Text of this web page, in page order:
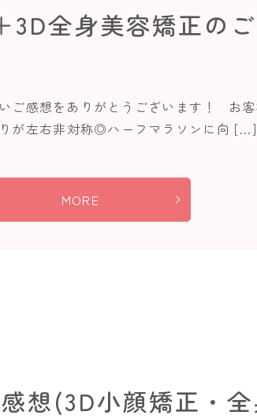
3D全身美容矯正の
ご感想をありがとうございます！ お
が左右非対称◎ハーフマラソンに向 […]
MORE
想(3D小顔矯正・